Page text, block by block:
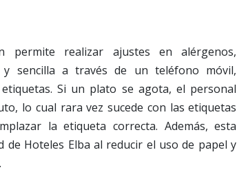
permite realizar ajustes en alérgenos,
sencilla a través de un teléfono móvil,
Si un plato se agota, el personal
lo cual rara vez sucede con las etiquetas
la etiqueta correcta. Además, esta
de Hoteles Elba al reducir el uso de papel y